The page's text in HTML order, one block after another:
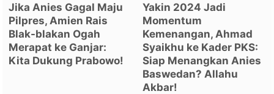
Jika Anies Gagal Maju
Pilpres, Amien Rais
Blak-blakan Ogah
Merapat ke Ganjar:
Kita Dukung Prabowo!
Yakin 2024 Jadi
Momentum
Kemenangan, Ahmad
Syaikhu ke Kader PKS:
Siap Menangkan Anies
Baswedan? Allahu
Akbar!